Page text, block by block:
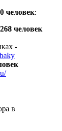
человек:
человек
-
в